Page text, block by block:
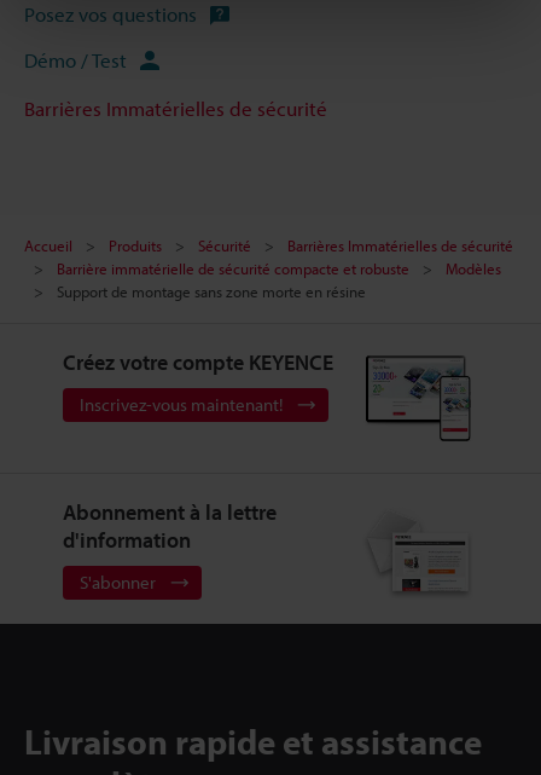
Posez vos questions
Démo / Test
Barrières Immatérielles de sécurité
Accueil Produits Sécurité
Barrières Immatérielles de sécurité
Barrière immatérielle de sécurité compacte et robuste
Modèles
Support de montage sans zone morte en résine
Créez votre compte KEYENCE
Inscrivez-vous maintenant!
Abonnement à la lettre
d'information
S'abonner
Livraison rapide et assistance